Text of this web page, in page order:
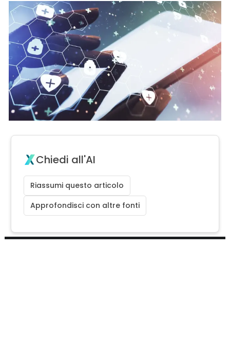
Chiedi all'AI
Riassumi questo articolo
Approfondisci con altre fonti